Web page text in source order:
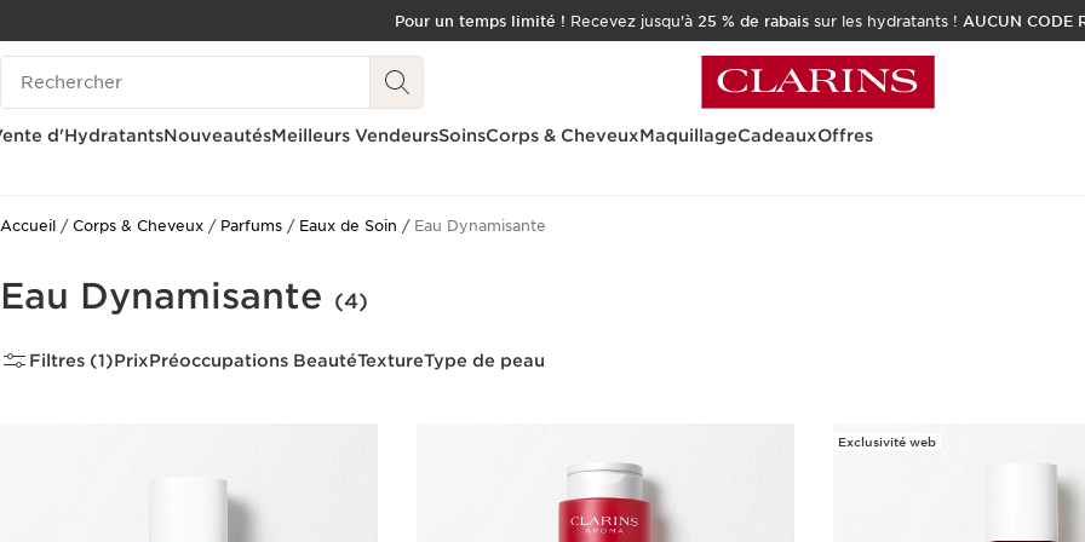
ALLER AU CONTENU
CONSULTER LE PIED DE PAGE
OUTIL D'ACCESSIBILITÉ
Pour un temps limité ! Recevez jusqu'à 25 % de rabais sur les hydratants ! AUCUN CODE
Historique des recherches
d'HydratantsNouveautésMeilleurs VendeursSoinsCorps & CheveuxMaquillageCadeauxOffres
Accueil Corps & Cheveux Parfums Eaux de Soin Eau Dynamisante
Eau Dynamisante (4)
Filtres (1)PrixPréoccupations BeautéTextureType de peau
Exclusivité web